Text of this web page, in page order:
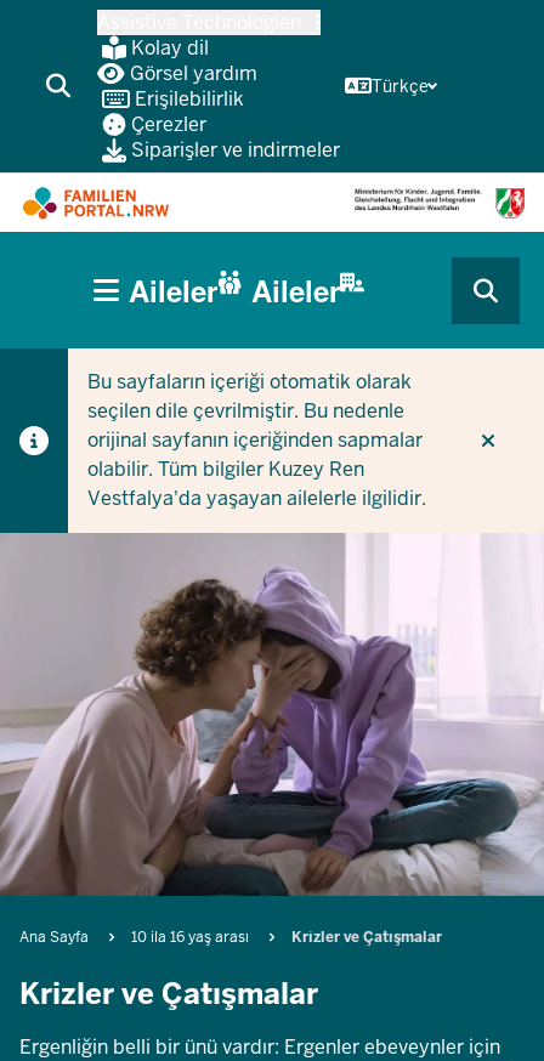
Kolay dil
Görsel yardım
Erişilebilirlik
Çerezler
Siparişler ve indirmeler
Türkçe
CURRENT SECTION AILELER IÇIN
CURRENT SECTION ŞIRKETLER/BELEDIYELER IÇIN
HAUPTNAVIGATION
(BÜRGERBEREICH
Aileler Aileler
Bu sayfaların içeriği otomatik olarak
seçilen dile çevrilmiştir. Bu nedenle
orijinal sayfanın içeriğinden sapmalar
olabilir. Tüm bilgiler Kuzey Ren
Vestfalya'da yaşayan ailelerle ilgilidir.
Breadcrumb
Ana Sayfa 10 ila 16 yaş arası Krizler ve Çatışmalar
Krizler ve Çatışmalar
Ergenliğin belli bir ünü vardır: Ergenler ebeveynler için